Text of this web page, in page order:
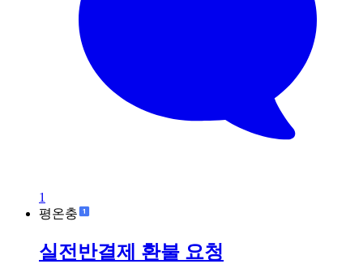
1
평온충
실전반결제 환불 요청